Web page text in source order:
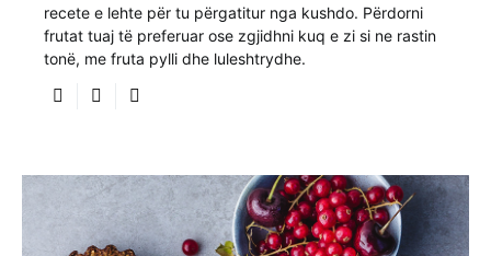
recete e lehte për tu përgatitur nga kushdo. Përdorni
frutat tuaj të preferuar ose zgjidhni kuq e zi si ne rastin
tonë, me fruta pylli dhe luleshtrydhe.